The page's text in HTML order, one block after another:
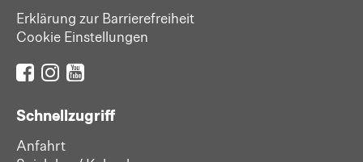
Erklärung zur Barrierefreiheit
Cookie Einstellungen
Schnellzugriff
Anfahrt